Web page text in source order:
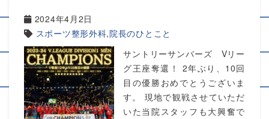
2024年4月2日
スポーツ整形外科,院長のひとこと
サントリーサンバーズ Vリー
グ王座奪還！ 2年ぶり、10回
目の優勝おめでとうございま
す。 現地で観戦させていただ
いた当院スタッフも大興奮で